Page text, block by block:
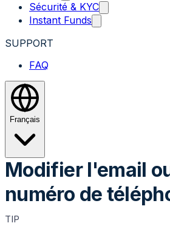
Sécurité & KYC
Instant Funds
SUPPORT
FAQ
Français
Modifier l'email
numéro de
TIP